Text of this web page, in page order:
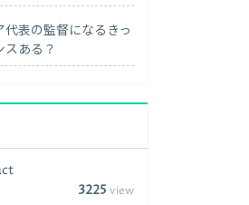
表の監督になるきっ
ある？
3225 view